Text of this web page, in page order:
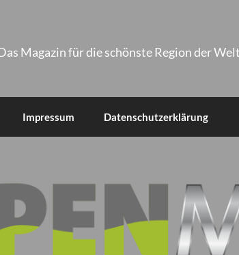
Magazin für die schönste Region der Welt
Impressum Datenschutzerklärung